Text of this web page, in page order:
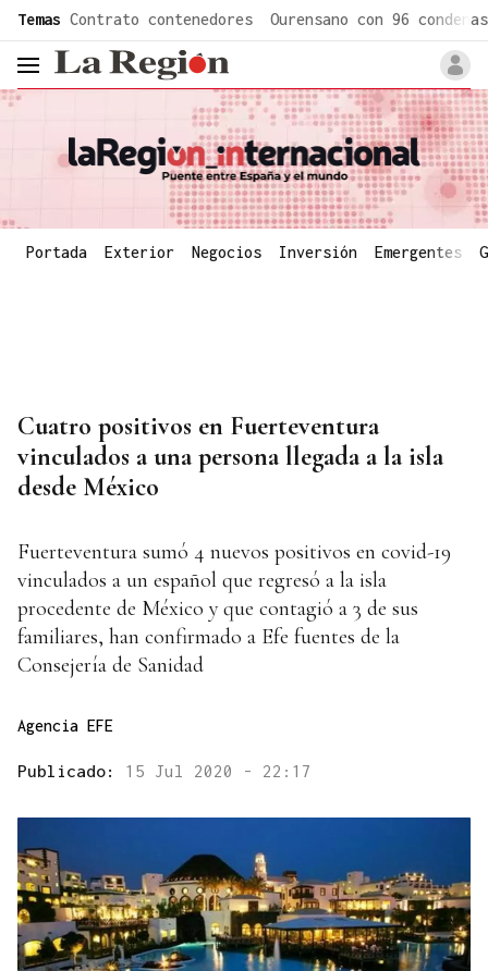
Temas Contrato contenedores Ourensano con 96 condenas
header.menu.open
Portada Exterior Negocios Inversión Emergentes
Cuatro positivos en Fuerteventura
vinculados a una persona llegada a la isla
desde México
Fuerteventura sumó 4 nuevos positivos en covid-19
vinculados a un español que regresó a la isla
procedente de México y que contagió a 3 de sus
familiares, han confirmado a Efe fuentes de la
Consejería de Sanidad
Agencia EFE
Publicado: 15 Jul 2020 - 22:17